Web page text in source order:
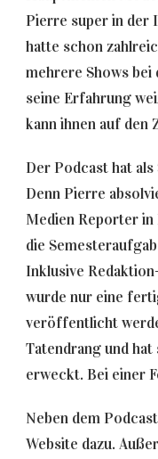
Pierre super in der
hatte schon
mehrere Shows bei
seine Erfahrung
kann ihnen auf den
Der Podcast hat
Denn Pierre
Medien Reporter
die
Inklusive
wurde nur eine
veröffentlicht
Tatendrang und
erweckt. Bei einer
Neben dem
Website dazu.